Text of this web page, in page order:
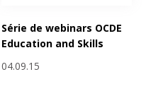
Série de webinars OCDE
Education and Skills
04.09.15